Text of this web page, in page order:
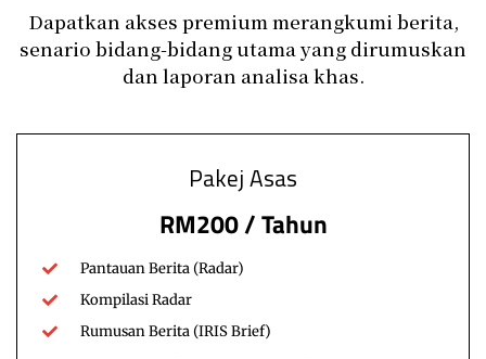
Dapatkan akses premium merangkumi berita,
senario bidang-bidang utama yang dirumuskan
dan laporan analisa khas.
Pakej Asas
RM200 / Tahun
Pantauan Berita (Radar)
Kompilasi Radar
Rumusan Berita (IRIS Brief)